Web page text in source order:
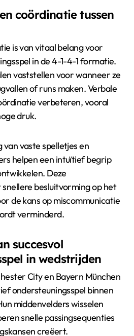
coördinatie tussen
is van vitaal belang voor
in de 4-1-4-1 formatie.
vaststellen voor wanneer ze
of runs maken. Verbale
verbeteren, vooral
druk.
vaste spelletjes en
helpen een intuïtief begrip
Deze
besluitvorming op het
de kans op miscommunicatie
verminderd.
succesvol
in wedstrijden
City en Bayern München
ondersteuningsspel binnen
middenvelders wisselen
snelle passingsequenties
creëert.